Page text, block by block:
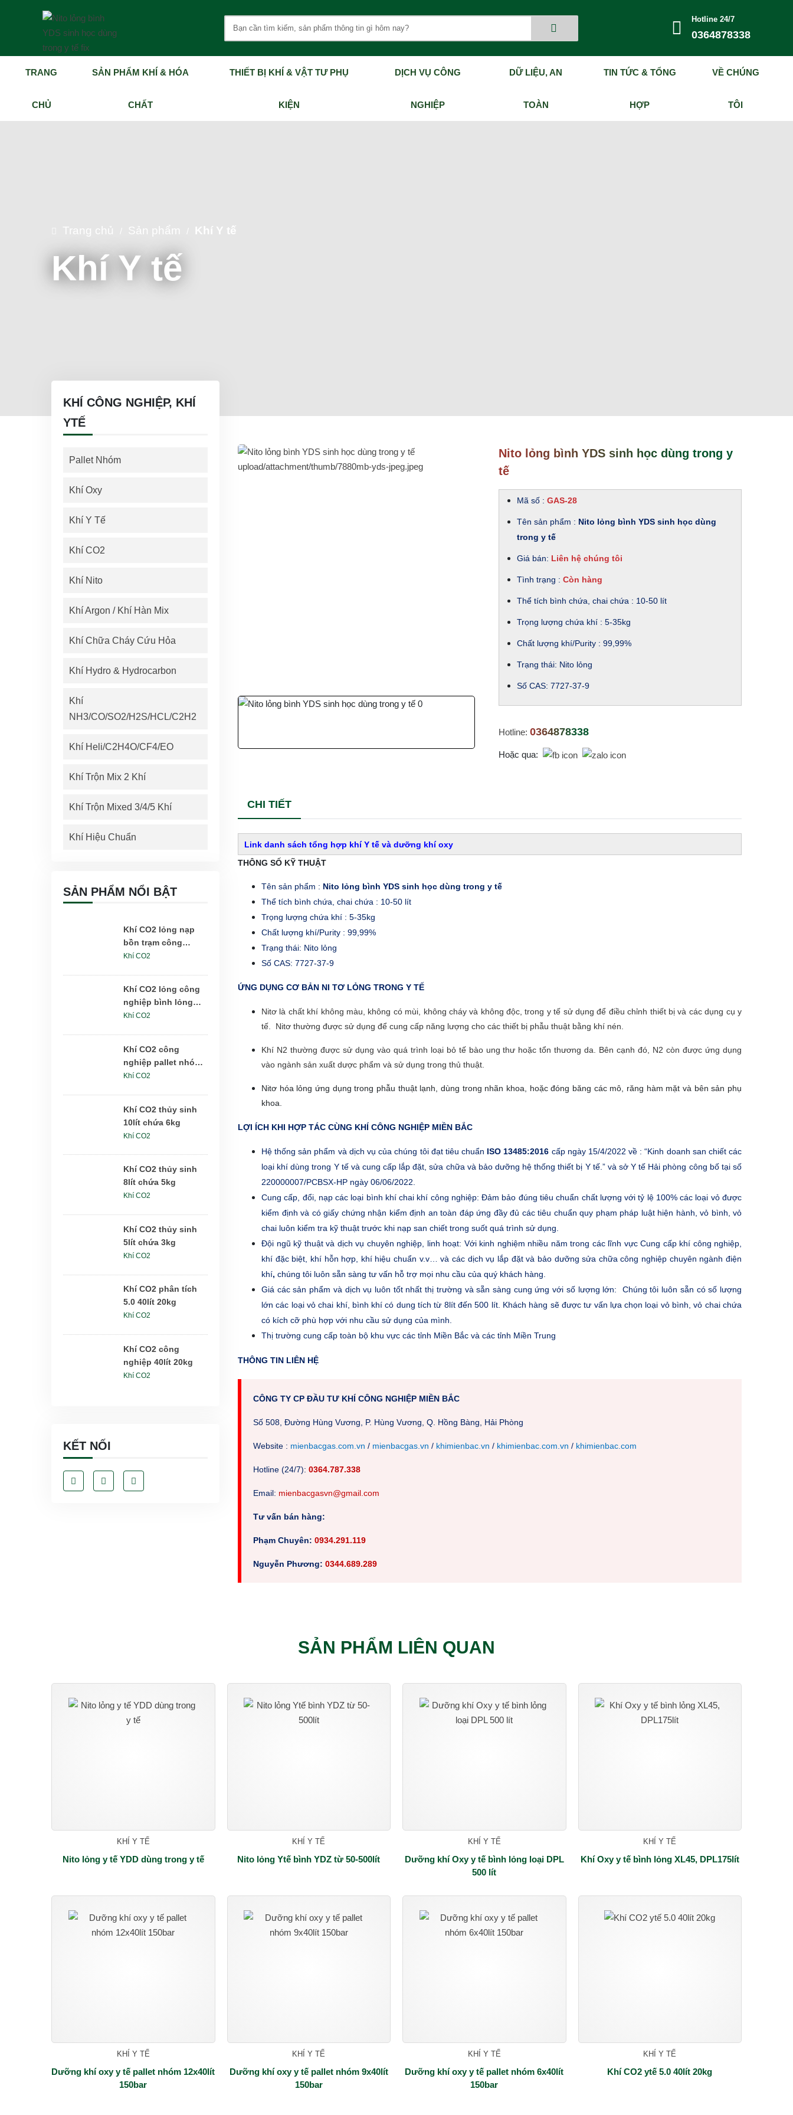
Hotline 24/7
0364878338
TRANG
CHỦ
SẢN PHẨM KHÍ & HÓA
CHẤT
THIẾT BỊ KHÍ & VẬT TƯ PHỤ
KIỆN
DỊCH VỤ CÔNG
NGHIỆP
DỮ LIỆU, AN
TOÀN
TIN TỨC & TỔNG
HỢP
VỀ CHÚNG
TÔI
Trang chủ Sản phẩm Khí Y tế
Khí Y tế
Nito lỏng bình YDS sinh học dùng trong y
tế
Mã số : GAS-28
Tên sản phẩm : Nito lỏng bình YDS sinh học dùng
trong y tế
Giá bán: Liên hệ chúng tôi
Tình trạng : Còn hàng
Thể tích bình chứa, chai chứa : 10-50 lít
Trọng lượng chứa khí : 5-35kg
Chất lượng khí/Purity : 99,99%
Trạng thái: Nito lỏng
Số CAS: 7727-37-9
Hotline: 0364878338
Hoặc qua:
CHI TIẾT
Link danh sách tổng hợp khí Y tế và dưỡng khí oxy
THÔNG SỐ KỸ THUẬT
Tên sản phẩm : Nito lỏng bình YDS sinh học dùng trong y tế
Thể tích bình chứa, chai chứa : 10-50 lít
Trọng lượng chứa khí : 5-35kg
Chất lượng khí/Purity : 99,99%
Trạng thái: Nito lỏng
Số CAS: 7727-37-9
ỨNG DỤNG CƠ BẢN NI TƠ LỎNG TRONG Y TẾ
Nitơ là chất khí không màu, không có mùi, không cháy và không độc, trong y tế sử dụng để điều chỉnh thiết bị và các dụng cụ y
tế. Nitơ thường được sử dụng để cung cấp năng lượng cho các thiết bị phẫu thuật bằng khí nén.
Khí N2 thường được sử dụng vào quá trình loại bỏ tế bào ung thư hoặc tổn thương da. Bên cạnh đó, N2 còn được ứng dụng
vào ngành sản xuất dược phẩm và sử dụng trong thủ thuật.
Nitơ hóa lỏng ứng dụng trong phẫu thuật lạnh, dùng trong nhãn khoa, hoặc đóng băng các mô, răng hàm mặt và bên sản phụ
khoa.
LỢI ÍCH KHI HỢP TÁC CÙNG KHÍ CÔNG NGHIỆP MIỀN BẮC
Hệ thống sản phẩm và dịch vụ của chúng tôi đạt tiêu chuẩn ISO 13485:2016 cấp ngày 15/4/2022 về : “Kinh doanh san chiết các
loại khí dùng trong Y tế và cung cấp lắp đặt, sửa chữa và bảo dưỡng hệ thống thiết bị Y tế.” và sở Y tế Hải phòng công bố tại số
220000007/PCBSX-HP ngày 06/06/2022.
Cung cấp, đổi, nạp các loại bình khí chai khí công nghiệp: Đảm bảo đúng tiêu chuẩn chất lượng với tỷ lệ 100% các loại vỏ được
kiểm định và có giấy chứng nhận kiểm định an toàn đáp ứng đầy đủ các tiêu chuẩn quy phạm pháp luật hiện hành, vỏ bình, vỏ
chai luôn kiểm tra kỹ thuật trước khi nạp san chiết trong suốt quá trình sử dụng.
Đội ngũ kỹ thuật và dịch vụ chuyên nghiệp, linh hoạt: Với kinh nghiệm nhiều năm trong các lĩnh vực Cung cấp khí công nghiệp,
khí đặc biệt, khí hỗn hợp, khí hiệu chuẩn v.v… và các dịch vụ lắp đặt và bảo dưỡng sửa chữa công nghiệp chuyên ngành điện
khí, chúng tôi luôn sẵn sàng tư vấn hỗ trợ mọi nhu cầu của quý khách hàng.
Giá các sản phẩm và dịch vụ luôn tốt nhất thị trường và sẵn sàng cung ứng với số lượng lớn:
Chúng tôi luôn sẵn có số lượng
lớn các loại vỏ chai khí, bình khí có dung tích từ 8lít đến 500 lít. Khách hàng sẽ được tư vấn lựa chọn loại vỏ bình, vỏ chai chứa
có kích cỡ phù hợp với nhu cầu sử dụng của mình.
Thị trường cung cấp toàn bộ khu vực các tỉnh Miền Bắc và các tỉnh Miền Trung
THÔNG TIN LIÊN HỆ
CÔNG TY CP ĐẦU TƯ KHÍ CÔNG NGHIỆP MIỀN BẮC
Số 508, Đường Hùng Vương, P. Hùng Vương, Q. Hồng Bàng, Hải Phòng
Website : mienbacgas.com.vn / mienbacgas.vn / khimienbac.vn / khimienbac.com.vn / khimienbac.com
Hotline (24/7): 0364.787.338
Email: mienbacgasvn@gmail.com
Tư vấn bán hàng:
Phạm Chuyên: 0934.291.119
Nguyễn Phương: 0344.689.289
KHÍ CÔNG NGHIỆP, KHÍ
YTẾ
Pallet Nhóm
Khí Oxy
Khí Y Tế
Khí CO2
Khí Nito
Khí Argon / Khí Hàn Mix
Khí Chữa Cháy Cứu Hỏa
Khí Hydro & Hydrocarbon
Khí
NH3/CO/SO2/H2S/HCL/C2H2
Khí Heli/C2H4O/CF4/EO
Khí Trộn Mix 2 Khí
Khí Trộn Mixed 3/4/5 Khí
Khí Hiệu Chuẩn
SẢN PHẨM NỔI BẬT
Khí CO2 lỏng nạp
bồn trạm công
nghiệp 5-25 tấn
Khí CO2
Khí CO2 lỏng công
nghiệp bình lỏng
DPL175lít 175kg
Khí CO2
Khí CO2 công
nghiệp pallet nhóm
6x24kg
Khí CO2
Khí CO2 thủy sinh
10lít chứa 6kg
Khí CO2
Khí CO2 thủy sinh
8lít chứa 5kg
Khí CO2
Khí CO2 thủy sinh
5lít chứa 3kg
Khí CO2
Khí CO2 phân tích
5.0 40lít 20kg
Khí CO2
Khí CO2 công
nghiệp 40lít 20kg
Khí CO2
KẾT NỐI
SẢN PHẨM LIÊN QUAN
KHÍ Y TẾ
Nito lỏng y tế YDD dùng trong y tế
KHÍ Y TẾ
Nito lỏng Ytế bình YDZ từ 50-500lít
KHÍ Y TẾ
Dưỡng khí Oxy y tế bình lỏng loại DPL
500 lít
KHÍ Y TẾ
Khí Oxy y tế bình lỏng XL45, DPL175lít
KHÍ Y TẾ
Dưỡng khí oxy y tế pallet nhóm 12x40lít
150bar
KHÍ Y TẾ
Dưỡng khí oxy y tế pallet nhóm 9x40lít
150bar
KHÍ Y TẾ
Dưỡng khí oxy y tế pallet nhóm 6x40lít
150bar
KHÍ Y TẾ
Khí CO2 ytế 5.0 40lít 20kg